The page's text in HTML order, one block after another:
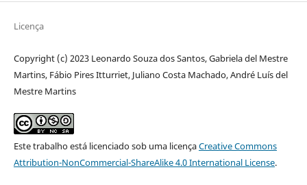
Licença
Copyright (c) 2023 Leonardo Souza dos Santos, Gabriela del Mestre
Martins, Fábio Pires Itturriet, Juliano Costa Machado, André Luís del
Mestre Martins
Este trabalho está licenciado sob uma licençaCreative Commons
Attribution-NonCommercial-ShareAlike 4.0 International License.